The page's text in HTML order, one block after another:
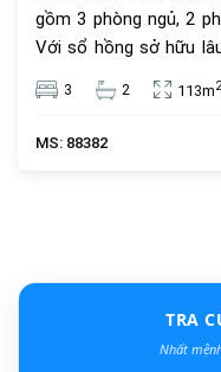
gồm 3 phòng ngủ, 2
Với sổ hồng sở hữu
an cư và đầu tư. Giá
ích đầy đủ.
3 2 113m2
MS: 88382
TRA
Nhất